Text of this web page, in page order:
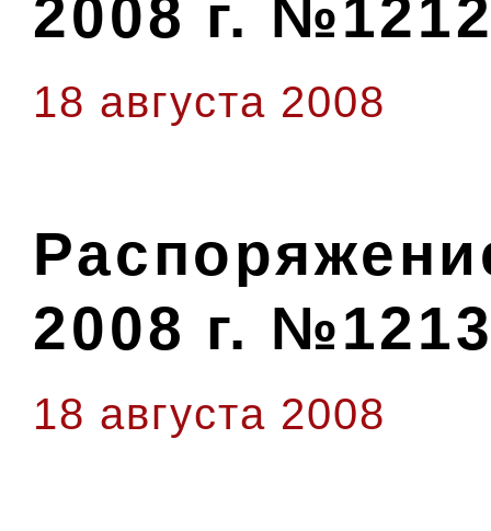
2008 г.
18 августа 2008
2008 г.
18 августа 2008